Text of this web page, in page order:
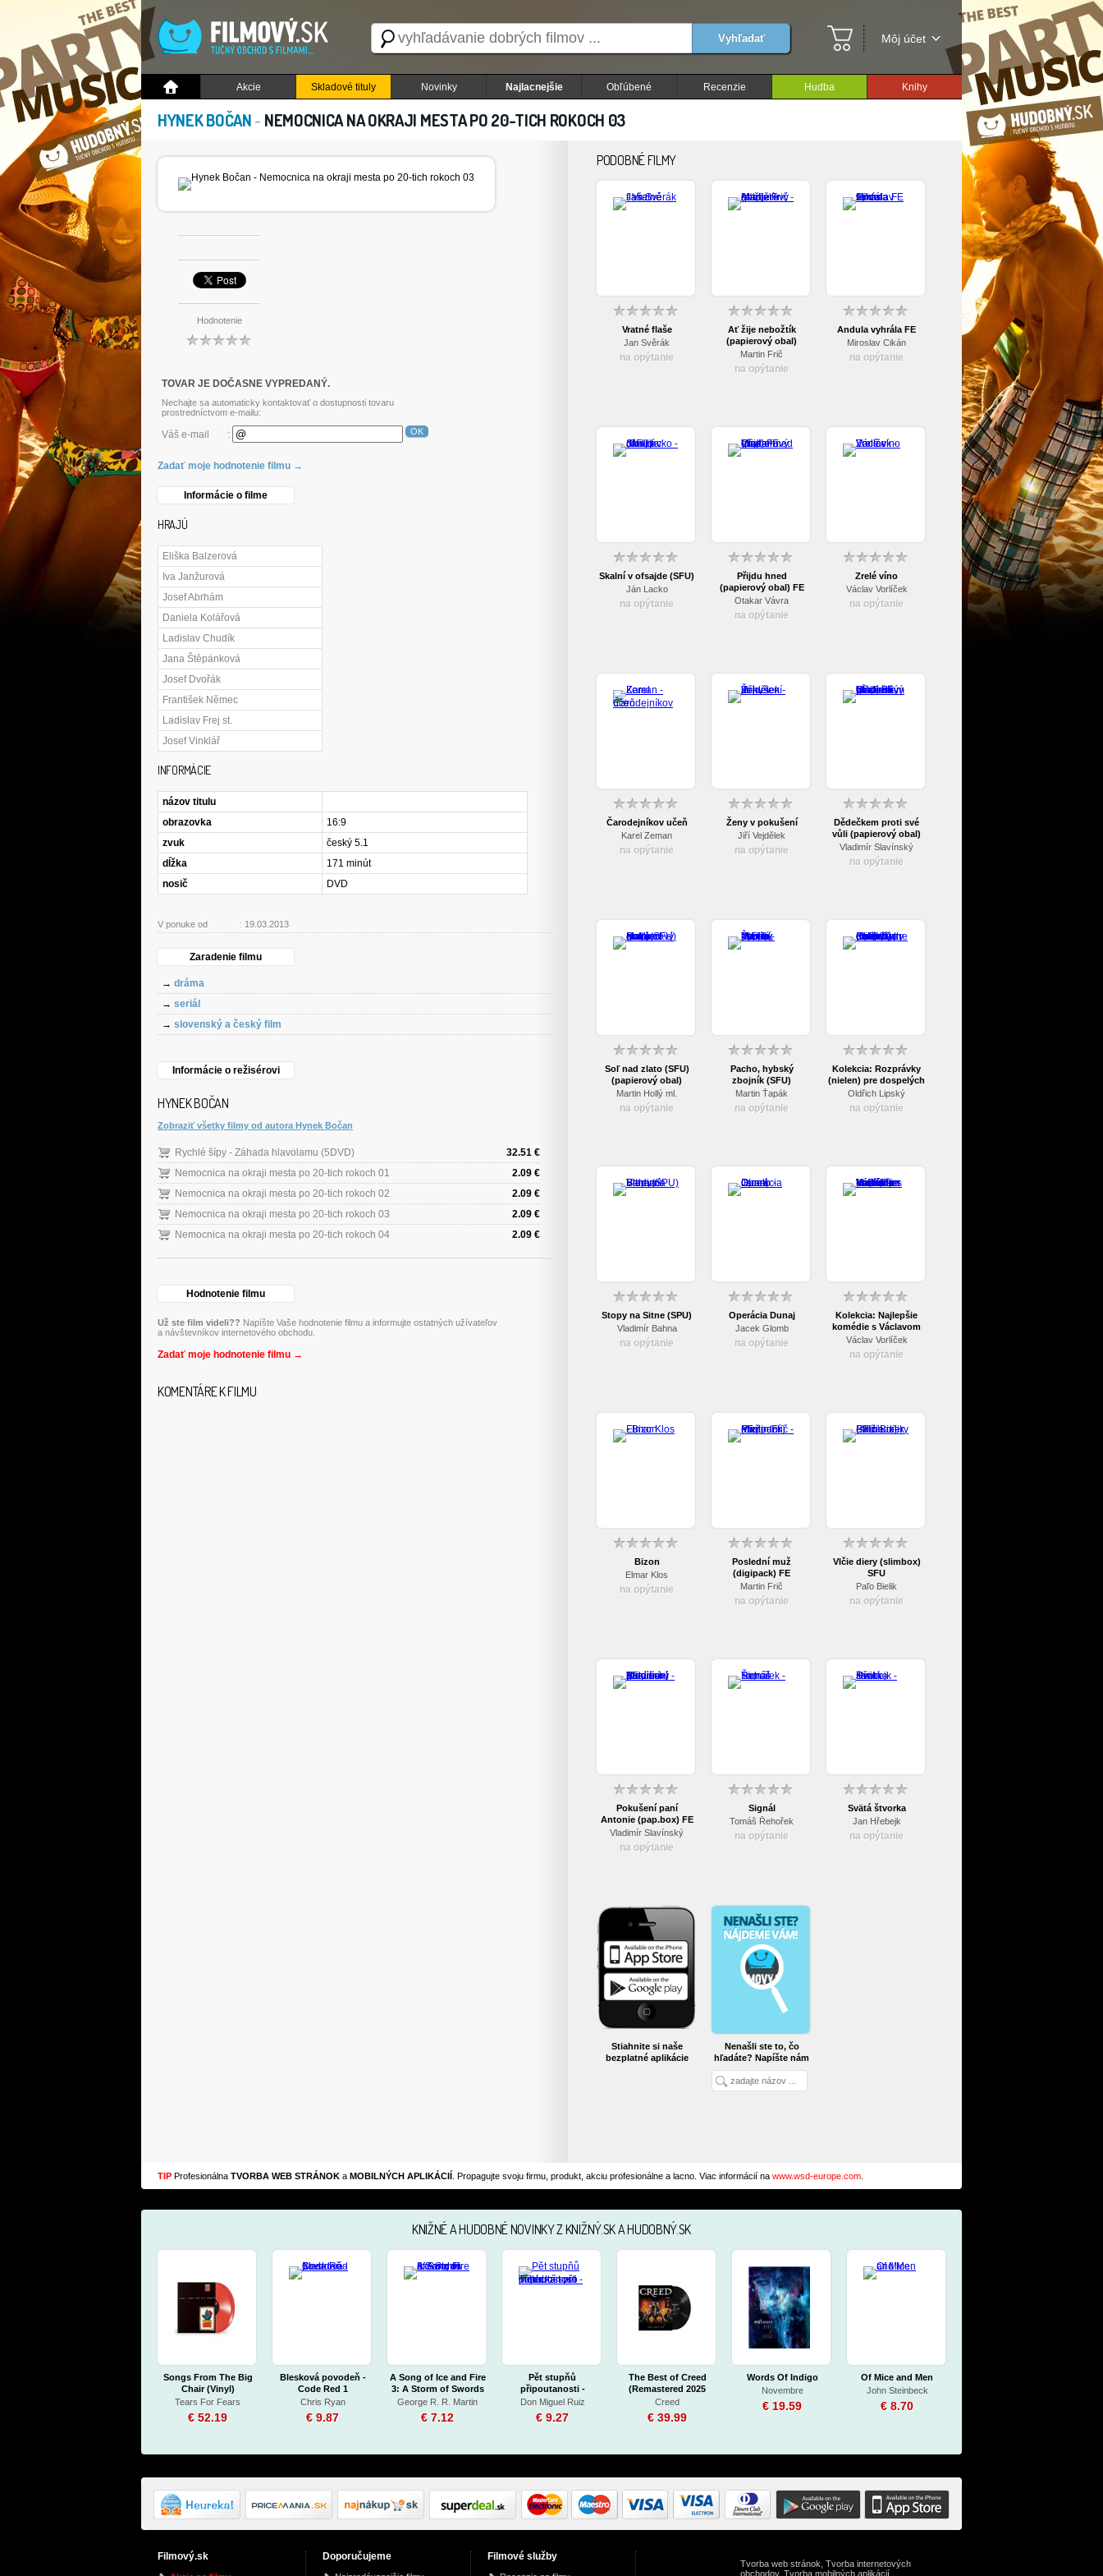
Vyhľadať Môj účet
Akcie Skladové tituly Novinky Najlacnejšie Obľúbené Recenzie Hudba Knihy
HYNEK BOČAN- NEMOCNICA NA OKRAJI MESTA PO 20-TICH ROKOCH 03
Hodnotenie
TOVAR JE DOČASNE VYPREDANÝ.
Nechajte sa automaticky kontaktovať o dostupnosti tovaru
prostredníctvom e-mailu:
Váš e-mail : OK
Zadať moje hodnotenie filmu →
Informácie o filme
HRAJÚ
Eliška Balzerová
Iva Janžurová
Josef Abrhám
Daniela Kolářová
Ladislav Chudík
Jana Štěpánková
Josef Dvořák
František Němec
Ladislav Frej st.
Josef Vinklář
INFORMÁCIE
názov titulu
obrazovka
16:9
zvuk
český 5.1
dĺžka
171 minút
nosič
DVD
V ponuke od : 19.03.2013
Zaradenie filmu
→ dráma
→ seriál
→ slovenský a český film
Informácie o režisérovi
HYNEK BOČAN
Zobraziť všetky filmy od autora Hynek Bočan
Rychlé šípy - Záhada hlavolamu (5DVD)
32.51 €
Nemocnica na okraji mesta po 20-tich rokoch 01
2.09 €
Nemocnica na okraji mesta po 20-tich rokoch 02
2.09 €
Nemocnica na okraji mesta po 20-tich rokoch 03
2.09 €
Nemocnica na okraji mesta po 20-tich rokoch 04
2.09 €
Hodnotenie filmu
Už ste film videli?? Napíšte Vaše hodnotenie filmu a informujte ostatných užívateľov
a návštevníkov internetového obchodu.
Zadať moje hodnotenie filmu →
KOMENTÁRE K FILMU
PODOBNÉ FILMY
Vratné flaše
Jan Svěrák
na opýtanie
Ať žije nebožtík
(papierový obal)
Martin Frič
na opýtanie
Andula vyhrála FE
Miroslav Cikán
na opýtanie
Skalní v ofsajde (SFU)
Ján Lacko
na opýtanie
Přijdu hned
(papierový obal) FE
Otakar Vávra
na opýtanie
Zrelé víno
Václav Vorlíček
na opýtanie
Čarodejníkov učeň
Karel Zeman
na opýtanie
Ženy v pokušení
Jiří Vejdělek
na opýtanie
Dědečkem proti své
vůli (papierový obal)
FE
Vladimír Slavínský
na opýtanie
Soľ nad zlato (SFU)
(papierový obal)
Martin Hollý ml.
na opýtanie
Pacho, hybský
zbojník (SFU)
Martin Ťapák
na opýtanie
Kolekcia: Rozprávky
(nielen) pre dospelých
(3 DVD)
Oldřich Lipský
na opýtanie
Stopy na Sitne (SPU)
Vladimír Bahna
na opýtanie
Operácia Dunaj
Jacek Glomb
na opýtanie
Kolekcia: Najlepšie
komédie s Václavom
Vorlíčkom (3 DVD)
Václav Vorlíček
na opýtanie
Bizon
Elmar Klos
na opýtanie
Poslední muž
(digipack) FE
Martin Frič
na opýtanie
Vlčie diery (slimbox)
SFU
Paľo Bielik
na opýtanie
Pokušení paní
Antonie (pap.box) FE
Vladimír Slavínský
na opýtanie
Signál
Tomáš Řehořek
na opýtanie
Svätá štvorka
Jan Hřebejk
na opýtanie
Stiahnite si naše
bezplatné aplikácie
Nenašli ste to, čo
hľadáte? Napíšte nám
TIP Profesionálna TVORBA WEB STRÁNOK a MOBILNÝCH APLIKÁCIÍ . Propagujte svoju firmu, produkt, akciu profesionálne a lacno. Viac informácií na www.wsd-europe.com
KNIŽNÉ A HUDOBNÉ NOVINKY Z KNIŽNÝ.SK A HUDOBNÝ.SK
Songs From The Big
Chair (Vinyl)
Tears For Fears
€ 52.19
Blesková povodeň -
Code Red 1
Chris Ryan
€ 9.87
A Song of Ice and Fire
3: A Storm of Swords
George R. R. Martin
€ 7.12
Pět stupňů
připoutanosti -
Toltécká moudrost
pro moderní svět
Don Miguel Ruiz
€ 9.27
The Best of Creed
(Remastered 2025
Vinyl)
Creed
€ 39.99
Words Of Indigo
Novembre
€ 19.59
Of Mice and Men
John Steinbeck
€ 8.70
Filmový.sk Doporučujeme Filmové služby
Tvorba web stránok Tvorba internetových
obchodov, Tvorba mobilných aplikácií